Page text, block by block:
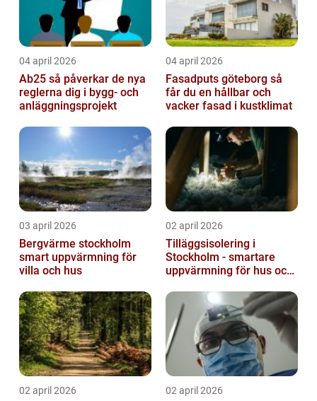
04 april 2026
Ab25 så påverkar de nya
reglerna dig i bygg- och
anläggningsprojekt
04 april 2026
Fasadputs göteborg så
får du en hållbar och
vacker fasad i kustklimat
03 april 2026
Bergvärme stockholm
smart uppvärmning för
villa och hus
02 april 2026
Tilläggsisolering i
Stockholm - smartare
uppvärmning för hus och
02 april 2026 02 april 2026